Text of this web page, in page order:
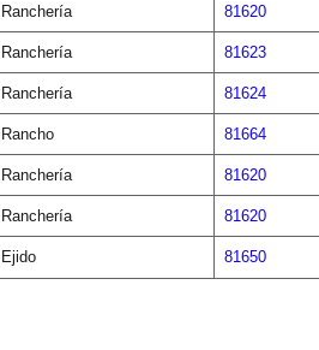
Ranchería 81620
Ranchería 81623
Ranchería 81624
Rancho 81664
Ranchería 81620
Ranchería 81620
Ejido 81650